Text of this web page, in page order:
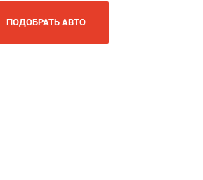
ПОДОБРАТЬ АВТО